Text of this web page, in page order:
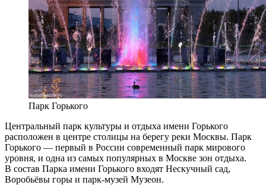
Парк Горького
Центральный парк культуры и отдыха имени Горького
расположен в центре столицы на берегу реки Москвы. Парк
Горького — первый в России современный парк мирового
уровня, и одна из самых популярных в Москве зон отдыха.
В состав Парка имени Горького входят Нескучный сад,
Воробьёвы горы и парк-музей Музеон.